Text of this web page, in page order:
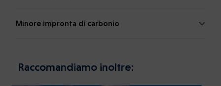
Minore impronta di carbonio
Raccomandiamo inoltre: